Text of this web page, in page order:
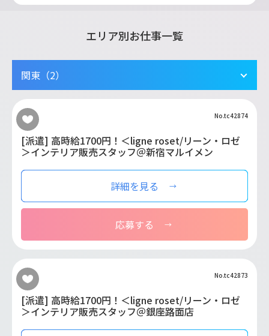
エリア別お仕事一覧
関東（2）
No.tc42874
[派遣] 高時給1700円！＜ligne roset/リーン・ロゼ
＞インテリア販売スタッフ＠新宿マルイメン
詳細を見る
応募する
No.tc42873
[派遣] 高時給1700円！＜ligne roset/リーン・ロゼ
＞インテリア販売スタッフ＠銀座路面店